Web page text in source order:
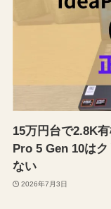
15万円台で2.8K
Pro 5 Gen 10は
ない
2026年7月3日